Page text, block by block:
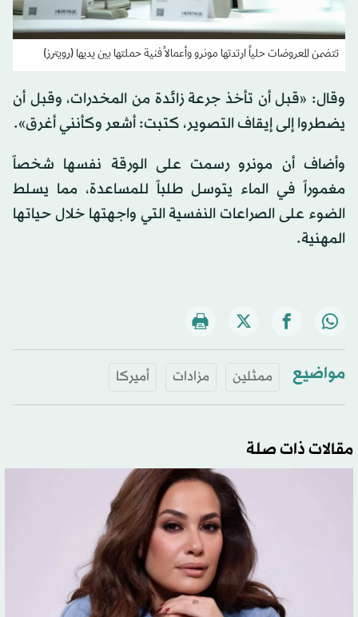
تتضمن المعروضات حلياً ارتدتها مونرو وأعمالاً فنية حملتها بين يديها (رويترز)
وقال: «قبل أن تأخذ جرعة زائدة من المخدرات، وقبل أن
يضطروا إلى إيقاف التصوير، كتبت: أشعر وكأنني أغرق».
وأضاف أن مونرو رسمت على الورقة نفسها ​شخصاً
مغموراً في الماء يتوسل ​طلباً للمساعدة، مما يسلط
الضوء على الصراعات النفسية التي واجهتها خلال حياتها
المهنية.
مواضيع ممثلين مزادات أميركا
مقالات ذات صلة